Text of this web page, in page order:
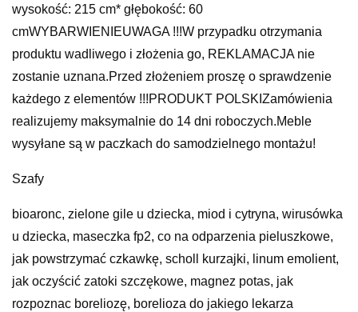
wysokość: 215 cm* głębokość: 60
cmWYBARWIENIEUWAGA !!!W przypadku otrzymania
produktu wadliwego i złożenia go, REKLAMACJA nie
zostanie uznana.Przed złożeniem proszę o sprawdzenie
każdego z elementów !!!PRODUKT POLSKIZamówienia
realizujemy maksymalnie do 14 dni roboczych.Meble
wysyłane są w paczkach do samodzielnego montażu!
Szafy
bioaronc, zielone gile u dziecka, miod i cytryna, wirusówka
u dziecka, maseczka fp2, co na odparzenia pieluszkowe,
jak powstrzymać czkawkę, scholl kurzajki, linum emolient,
jak oczyścić zatoki szczękowe, magnez potas, jak
rozpoznac boreliozę, borelioza do jakiego lekarza